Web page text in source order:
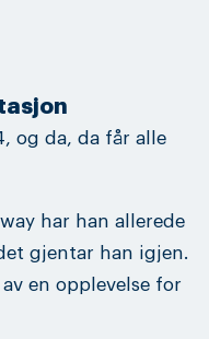
og da, da får alle
har han allerede
gjentar han igjen.
en opplevelse for